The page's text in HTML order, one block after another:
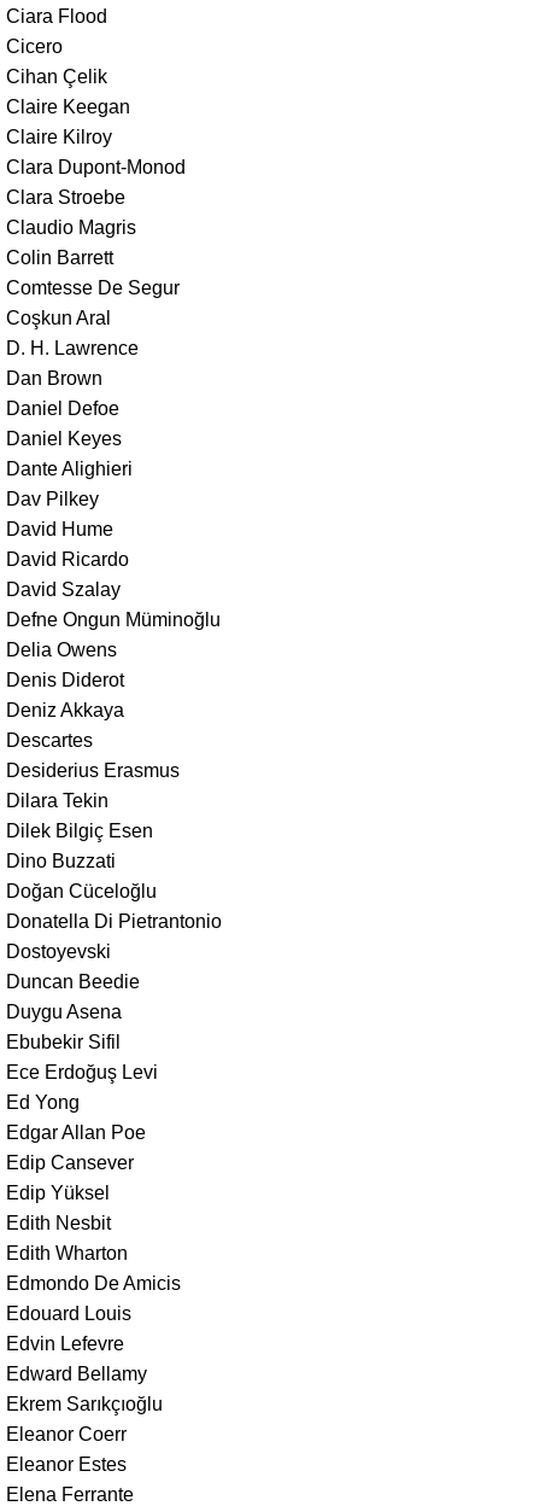
Ciara Flood
Cicero
Cihan Çelik
Claire Keegan
Claire Kilroy
Clara Dupont-Monod
Clara Stroebe
Claudio Magris
Colin Barrett
Comtesse De Segur
Coşkun Aral
D. H. Lawrence
Dan Brown
Daniel Defoe
Daniel Keyes
Dante Alighieri
Dav Pilkey
David Hume
David Ricardo
David Szalay
Defne Ongun Müminoğlu
Delia Owens
Denis Diderot
Deniz Akkaya
Descartes
Desiderius Erasmus
Dilara Tekin
Dilek Bilgiç Esen
Dino Buzzati
Doğan Cüceloğlu
Donatella Di Pietrantonio
Dostoyevski
Duncan Beedie
Duygu Asena
Ebubekir Sifil
Ece Erdoğuş Levi
Ed Yong
Edgar Allan Poe
Edip Cansever
Edip Yüksel
Edith Nesbit
Edith Wharton
Edmondo De Amicis
Edouard Louis
Edvin Lefevre
Edward Bellamy
Ekrem Sarıkçıoğlu
Eleanor Coerr
Eleanor Estes
Elena Ferrante